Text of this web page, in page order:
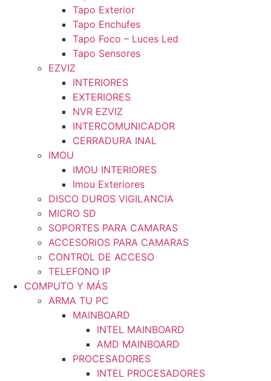
Tapo Exterior
Tapo Enchufes
Tapo Foco – Luces Led
Tapo Sensores
EZVIZ
INTERIORES
EXTERIORES
NVR EZVIZ
INTERCOMUNICADOR
CERRADURA INAL
IMOU
IMOU INTERIORES
Imou Exteriores
DISCO DUROS VIGILANCIA
MICRO SD
SOPORTES PARA CAMARAS
ACCESORIOS PARA CAMARAS
CONTROL DE ACCESO
TELEFONO IP
COMPUTO Y MÁS
ARMA TU PC
MAINBOARD
INTEL MAINBOARD
AMD MAINBOARD
PROCESADORES
INTEL PROCESADORES